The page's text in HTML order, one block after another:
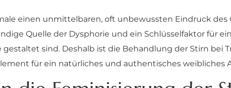
einen unmittelbaren, oft unbewussten Eindruck des
Quelle der Dysphorie und ein Schlüsselfaktor für
sind. Deshalb ist die Behandlung der Stirn bei
für ein natürliches und authentisches weibliches